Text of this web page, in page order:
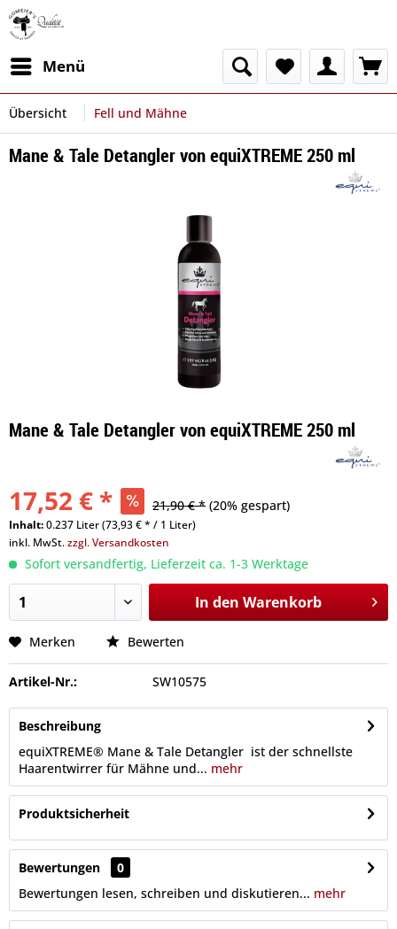
Menü
Übersicht Fell und Mähne
Mane & Tale Detangler von equiXTREME 250 ml
Mane & Tale Detangler von equiXTREME 250 ml
17,52 € * 21,90 € * (20% gespart)
Inhalt:0.237 Liter (73,93 € * / 1 Liter)
inkl. MwSt.zzgl. Versandkosten
Sofort versandfertig, Lieferzeit ca. 1-3 Werktage
In den Warenkorb
Merken Bewerten
Artikel-Nr.: SW10575
Beschreibung
equiXTREME® Mane & Tale Detangler ist der schnellste
Haarentwirrer für Mähne und... mehr
Produktsicherheit
Bewertungen
0
Bewertungen lesen, schreiben und diskutieren... mehr